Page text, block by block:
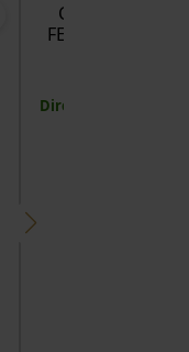
CITIZEN ECO-
FE6121-67X
Direct leverbaar, 1